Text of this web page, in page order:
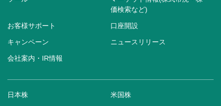
価検索など)
お客様サポート 口座開設
キャンペーン ニュースリリース
会社案内・IR情報
日本株 米国株